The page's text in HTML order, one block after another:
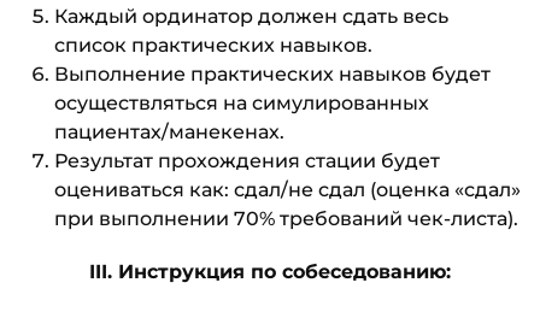
Каждый ординатор должен сдать весь
список практических навыков.
Выполнение практических навыков будет
осуществляться на симулированных
пациентах/манекенах.
Результат прохождения стации будет
оцениваться как: сдал/не сдал (оценка «сдал»
при выполнении 70% требований чек-листа).
III. Инструкция по собеседованию: